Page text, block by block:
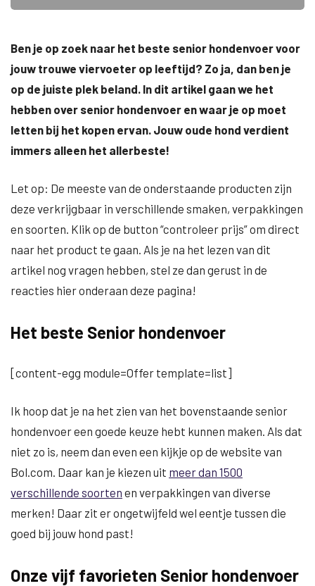
Ben je op zoek naar het beste senior hondenvoer voor
jouw trouwe viervoeter op leeftijd? Zo ja, dan ben je
op de juiste plek beland. In dit artikel gaan we het
hebben over senior hondenvoer en waar je op moet
letten bij het kopen ervan. Jouw oude hond verdient
immers alleen het allerbeste!
Let op: De meeste van de onderstaande producten zijn
deze verkrijgbaar in verschillende smaken, verpakkingen
en soorten. Klik op de button “controleer prijs” om direct
naar het product te gaan. Als je na het lezen van dit
artikel nog vragen hebben, stel ze dan gerust in de
reacties hier onderaan deze pagina!
Het beste Senior hondenvoer
[content-egg module=Offer template=list]
Ik hoop dat je na het zien van het bovenstaande senior
hondenvoer een goede keuze hebt kunnen maken. Als dat
niet zo is, neem dan even een kijkje op de website van
Bol.com. Daar kan je kiezen uit meer dan 1500
verschillende soorten en verpakkingen van diverse
merken! Daar zit er ongetwijfeld wel eentje tussen die
goed bij jouw hond past!
Onze vijf favorieten Senior hondenvoer